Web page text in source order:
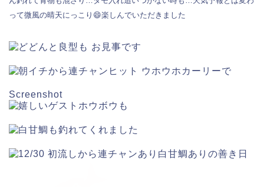
って微風の晴天にっこり😄楽しんでいただきました
Screenshot